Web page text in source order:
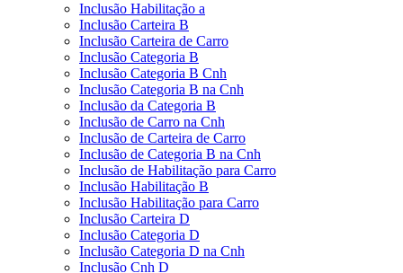
Inclusão Habilitação a
Inclusão Carteira B
Inclusão Carteira de Carro
Inclusão Categoria B
Inclusão Categoria B Cnh
Inclusão Categoria B na Cnh
Inclusão da Categoria B
Inclusão de Carro na Cnh
Inclusão de Carteira de Carro
Inclusão de Categoria B na Cnh
Inclusão de Habilitação para Carro
Inclusão Habilitação B
Inclusão Habilitação para Carro
Inclusão Carteira D
Inclusão Categoria D
Inclusão Categoria D na Cnh
Inclusão Cnh D